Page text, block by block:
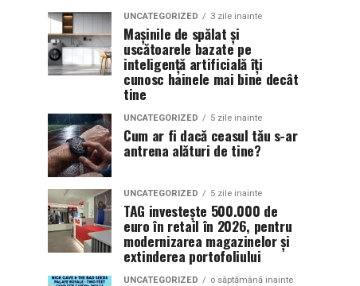
UNCATEGORIZED 3 zile inainte
Mașinile de spălat și
uscătoarele bazate pe
inteligență artificială îți
cunosc hainele mai bine decât
tine
UNCATEGORIZED 5 zile inainte
Cum ar fi dacă ceasul tău s-ar
antrena alături de tine?
UNCATEGORIZED 5 zile inainte
TAG investește 500.000 de
euro în retail în 2026, pentru
modernizarea magazinelor și
extinderea portofoliului
UNCATEGORIZED o săptămână inainte